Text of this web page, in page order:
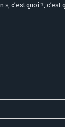
», c’est quoi ?, c’est